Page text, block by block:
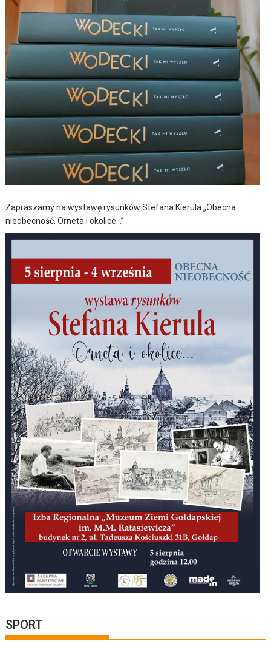
Zapraszamy na wystawę rysunków Stefana Kierula „Obecna
nieobecność. Orneta i okolice…”
SPORT